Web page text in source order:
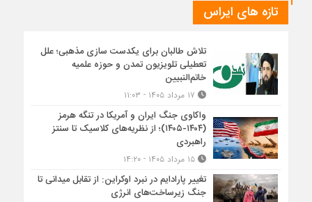
تازه های ایراس
تلاش طالبان برای یکدست سازی مذهبی؛ علل
تعطیلی تلویزیون تمدن و حوزه علمیه
خاتم‌النبیین
واکاوی جنگ ایران و آمریکا در تنگه هرمز
(۱۴۰۴-۱۴۰۵)؛ از نظریه‌های کلاسیک تا سنتز
راهبردی
۱۵ مرداد ۱۴۰۵ - ۱۴:۲۰
تغییر پارادایم در نبرد اوکراین: از تقابل میدانی تا
جنگ زیرساخت‌های انرژی